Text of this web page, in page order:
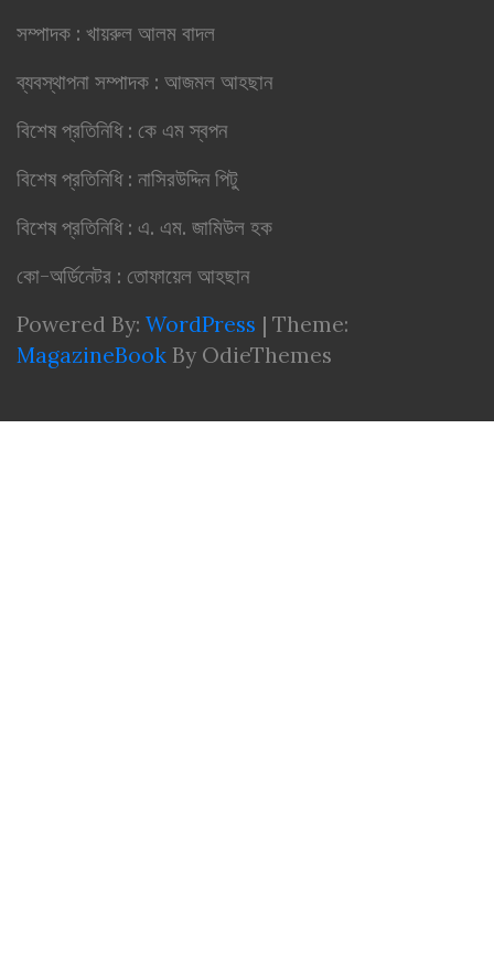
সম্পাদক : খায়রুল আলম বাদল
ব্যবস্থাপনা সম্পাদক : আজমল আহছান
বিশেষ প্রতিনিধি : কে এম স্বপন
বিশেষ প্রতিনিধি : নাসিরউদ্দিন পিটু
বিশেষ প্রতিনিধি : এ. এম. জামিউল হক
কো-অর্ডিনেটর : তোফায়েল আহছান
Powered By: WordPress | Theme:
MagazineBook By OdieThemes